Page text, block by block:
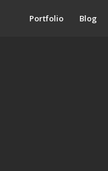
Portfolio Blog